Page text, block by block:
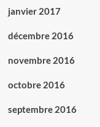
janvier 2017
décembre 2016
novembre 2016
octobre 2016
septembre 2016